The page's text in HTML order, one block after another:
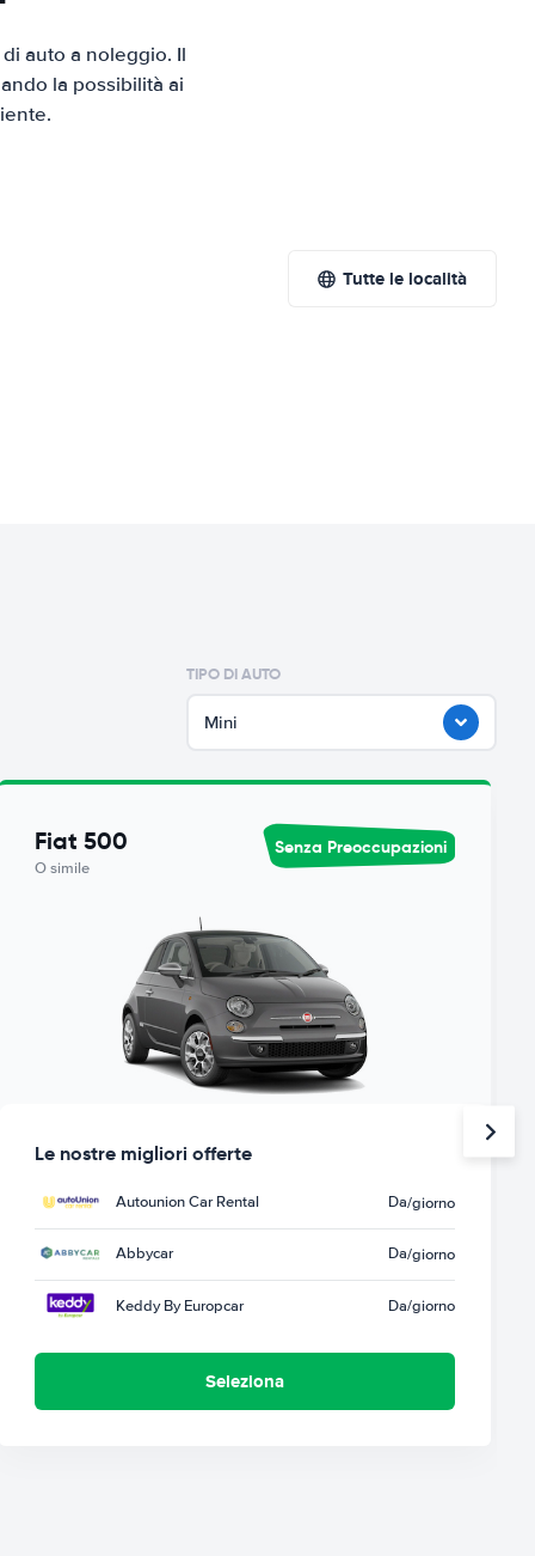
auto a noleggio. Il
la possibilità ai
Tutte le località
TIPO DI AUTO
Mini
Fiat 500
O simile
Senza Preoccupazioni
Le nostre migliori offerte
Autounion Car Rental Da/giorno
Abbycar Da/giorno
Keddy By Europcar Da/giorno
Seleziona